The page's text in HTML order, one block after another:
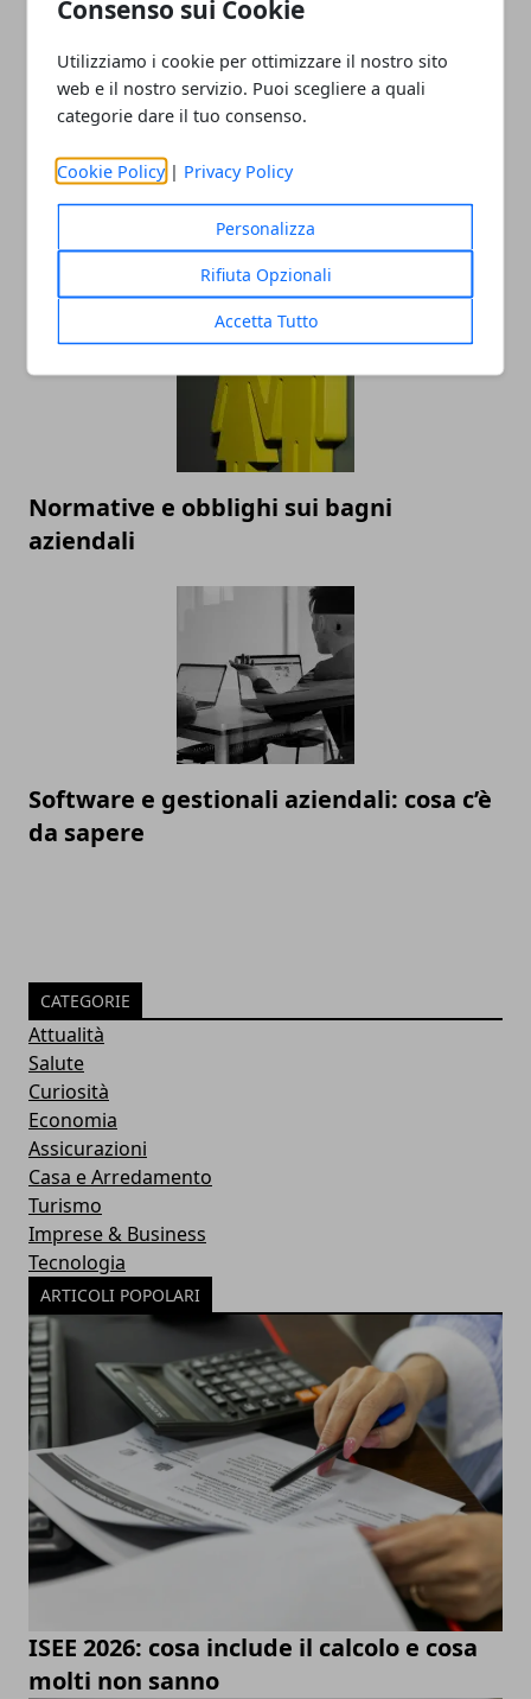
Consenso sui Cookie
Utilizziamo i cookie per ottimizzare il nostro sito
web e il nostro servizio. Puoi scegliere a quali
categorie dare il tuo consenso.
Cookie Policy | Privacy Policy
Personalizza
Rifiuta Opzionali
Accetta Tutto
Cosa fare a Roma a Capodanno: guida a
feste e appuntamenti
Normative e obblighi sui bagni
aziendali
Software e gestionali aziendali: cosa c’è
da sapere
CATEGORIE
Attualità
Salute
Curiosità
Economia
Assicurazioni
Casa e Arredamento
Turismo
Imprese & Business
Tecnologia
ARTICOLI POPOLARI
ISEE 2026: cosa include il calcolo e cosa
molti non sanno